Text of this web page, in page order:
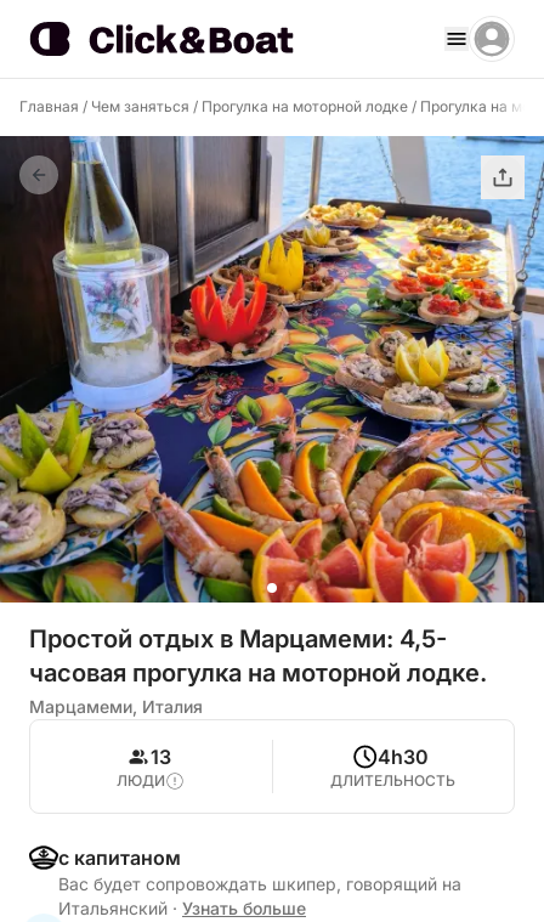
Главная / Чем заняться / Прогулка на моторной лодке / Прогулка на
Простой отдых в Марцамеми: 4,5-
часовая прогулка на моторной лодке.
Марцамеми, Италия
13
ЛЮДИ
4h30
ДЛИТЕЛЬНОСТЬ
с капитаном
Вас будет сопровождать шкипер, говорящий на
Итальянский · Узнать больше